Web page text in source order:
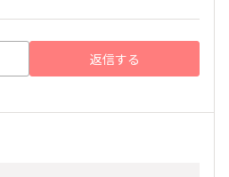
返信する